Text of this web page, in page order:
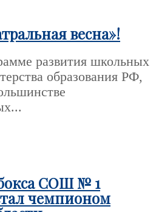
весна»!
развития школьных
образования РФ,
СОШ № 1
чемпионом